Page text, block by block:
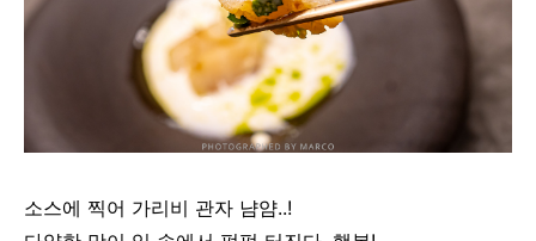
소스에 찍어 가리비 관자 냠얌..!